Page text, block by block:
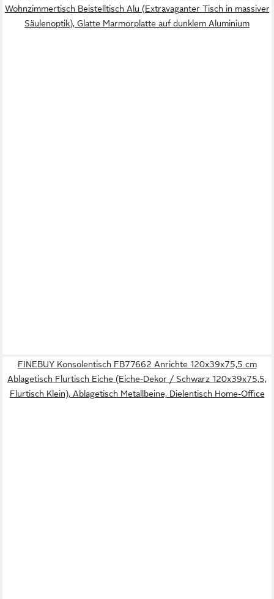
Wohnzimmertisch Beistelltisch Alu (Extravaganter Tisch in massiver
Säulenoptik), Glatte Marmorplatte auf dunklem Aluminium
FINEBUY Konsolentisch FB77662 Anrichte 120x39x75,5 cm
Ablagetisch Flurtisch Eiche (Eiche-Dekor / Schwarz 120x39x75,5,
Flurtisch Klein), Ablagetisch Metallbeine, Dielentisch Home-Office